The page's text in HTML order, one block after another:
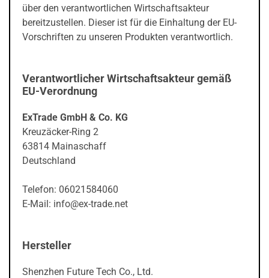
über den verantwortlichen Wirtschaftsakteur
bereitzustellen. Dieser ist für die Einhaltung der EU-
Vorschriften zu unseren Produkten verantwortlich.
Verantwortlicher Wirtschaftsakteur gemäß
EU-Verordnung
ExTrade GmbH & Co. KG
Kreuzäcker-Ring 2
63814 Mainaschaff
Deutschland
Telefon: 06021584060
E-Mail: info@ex-trade.net
Hersteller
Shenzhen Future Tech Co., Ltd.